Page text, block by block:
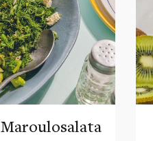
Maroulosalata